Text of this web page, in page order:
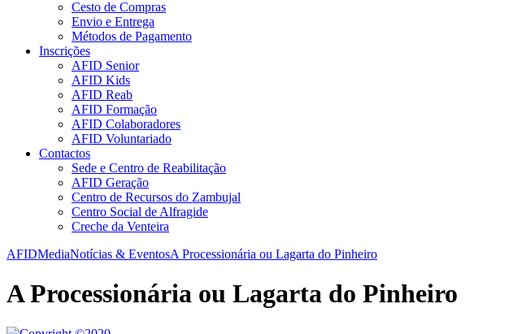
Cesto de Compras
Envio e Entrega
Métodos de Pagamento
Inscrições
AFID Senior
AFID Kids
AFID Reab
AFID Formação
AFID Colaboradores
AFID Voluntariado
Contactos
Sede e Centro de Reabilitação
AFID Geração
Centro de Recursos do Zambujal
Centro Social de Alfragide
Creche da Venteira
AFIDMediaNotícias & EventosA Processionária ou Lagarta do Pinheiro
A Processionária ou Lagarta do Pinheiro